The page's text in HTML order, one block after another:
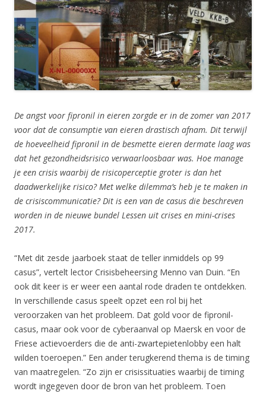
De angst voor fipronil in eieren zorgde er in de zomer van 2017
voor dat de consumptie van eieren drastisch afnam. Dit terwijl
de hoeveelheid fipronil in de besmette eieren dermate laag was
dat het gezondheidsrisico verwaarloosbaar was. Hoe manage
je een crisis waarbij de risicoperceptie groter is dan het
daadwerkelijke risico? Met welke dilemma’s heb je te maken in
de crisiscommunicatie? Dit is een van de casus die beschreven
worden in de nieuwe bundel Lessen uit crises en mini-crises
2017.
“Met dit zesde jaarboek staat de teller inmiddels op 99
casus”, vertelt lector Crisisbeheersing Menno van Duin. “En
ook dit keer is er weer een aantal rode draden te ontdekken.
In verschillende casus speelt opzet een rol bij het
veroorzaken van het probleem. Dat gold voor de fipronil-
casus, maar ook voor de cyberaanval op Maersk en voor de
Friese actievoerders die de anti-zwartepietenlobby een halt
wilden toeroepen.” Een ander terugkerend thema is de timing
van maatregelen. “Zo zijn er crisissituaties waarbij de timing
wordt ingegeven door de bron van het probleem. Toen